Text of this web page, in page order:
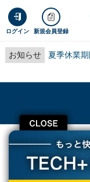
ログイン 新規会員登録
お知らせ 夏季休業
TECH+ 企業IT
IT
約4000万人のビッグデ